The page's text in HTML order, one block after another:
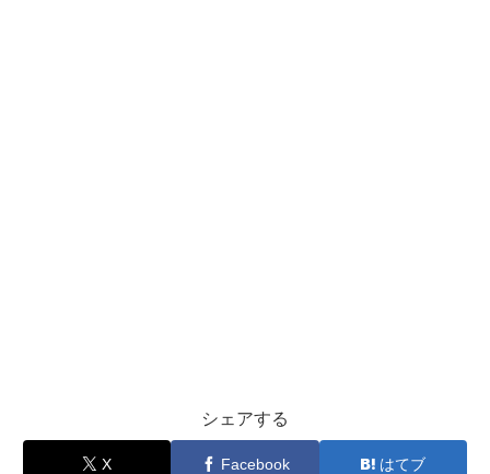
シェアする
X Facebook はてブ